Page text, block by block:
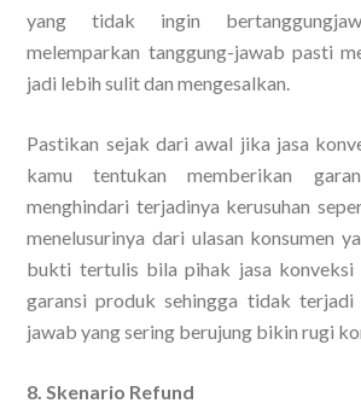
yang tidak ingin
melemparkan tanggung-jawab pasti
jadi lebih sulit dan mengesalkan.
Pastikan sejak dari awal jika jasa
kamu tentukan memberikan
menghindari terjadinya kerusuhan
menelusurinya dari ulasan konsumen
bukti tertulis bila pihak jasa konveksi
garansi produk sehingga tidak terjadi
jawab yang sering berujung bikin rugi
8. Skenario Refund